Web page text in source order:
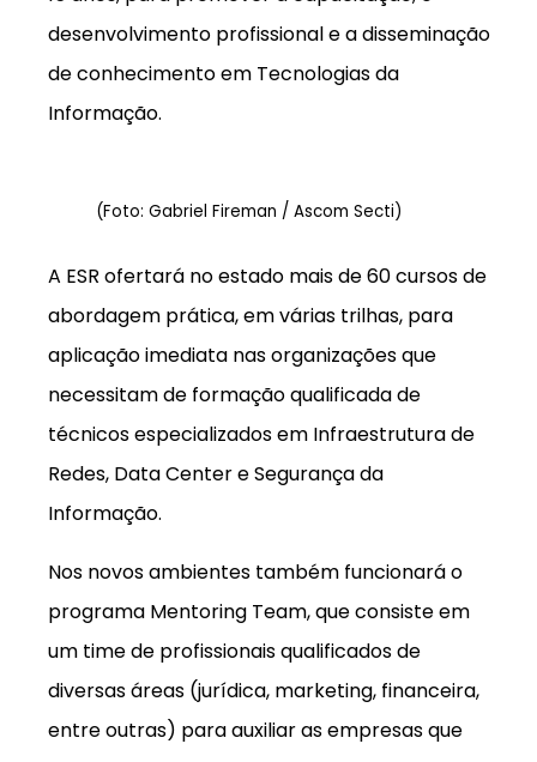
desenvolvimento profissional e a disseminação
de conhecimento em Tecnologias da
Informação.
(Foto: Gabriel Fireman / Ascom Secti)
A ESR ofertará no estado mais de 60 cursos de
abordagem prática, em várias trilhas, para
aplicação imediata nas organizações que
necessitam de formação qualificada de
técnicos especializados em Infraestrutura de
Redes, Data Center e Segurança da
Informação.
Nos novos ambientes também funcionará o
programa Mentoring Team, que consiste em
um time de profissionais qualificados de
diversas áreas (jurídica, marketing, financeira,
entre outras) para auxiliar as empresas que